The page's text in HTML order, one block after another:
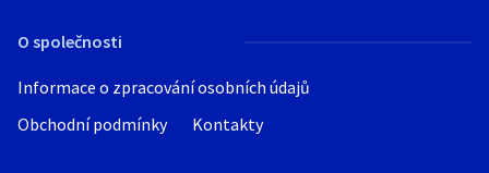
O společnosti
Informace o zpracování osobních údajů
Obchodní podmínky
Kontakty